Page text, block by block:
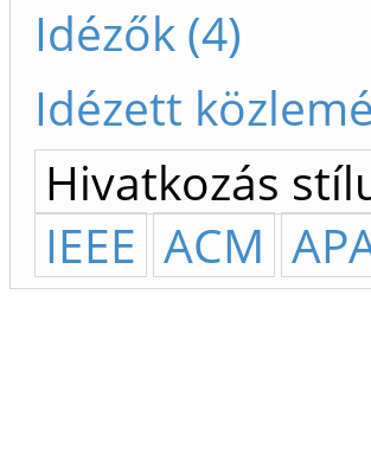
Idézők (4)
Idézett
Hivatkozás
IEEE ACM